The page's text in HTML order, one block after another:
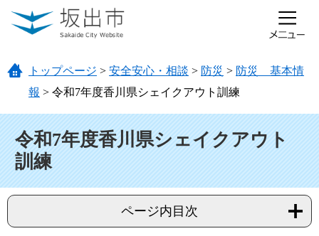
ページの先頭です。
メニューを飛ばして本文へ
トップページ > 安全安心・相談 > 防災 > 防災 基本情
報 > 令和7年度香川県シェイクアウト訓練
令和7年度香川県シェイクアウト
訓練
ページ内目次